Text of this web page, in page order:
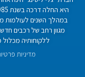
במהלך השנים לעולמות
ללקוחותיה
מדיניות